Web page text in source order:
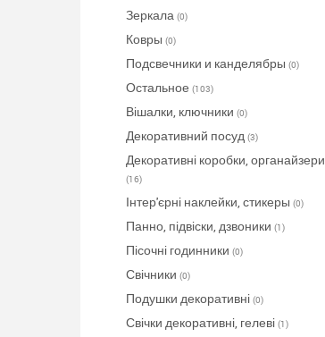
Зеркала (0)
Ковры (0)
Подсвечники и канделябры (0)
Остальное (103)
Вішалки, ключники (0)
Декоративний посуд (3)
Декоративні коробки, органайзери
(16)
Інтер'єрні наклейки, стикеры (0)
Панно, підвіски, дзвоники (1)
Пісочні годинники (0)
Свічники (0)
Подушки декоративні (0)
Свічки декоративні, гелеві (1)